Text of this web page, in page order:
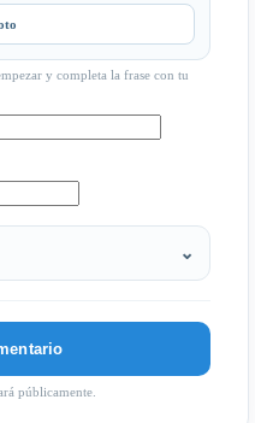
y completa la frase con tu
públicamente.